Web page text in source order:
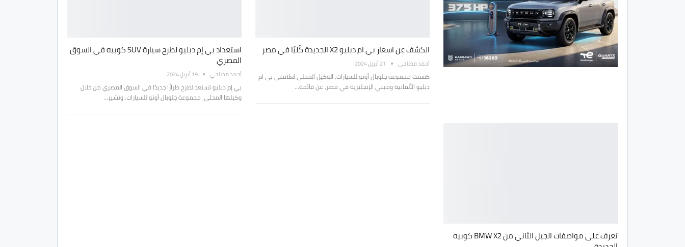
الكشف عن اسعار بي ام دبليو X2 الجديدة كُليًا في مصر
أحمد مصلحي 21 أبريل 2024
كشفت مجموعة جلوبال أوتو للسيارات، الوكيل المحلي لعلامتي بي ام
دبليو الألمانية وميني الإنجليزية في مصر، عن قائمة…
استعداد بي إم دبليو لطرح سيارة SUV كوبيه في السوق
المصري
أحمد مصلحي 19 أبريل 2024
بي إم دبليو تستعد لطرح طرازًا جديدًا في السوق المصري من خلال
وكيلها المحلي، مجموعة جلوبال أوتو للسيارات. وتشير…
تعرف على مواصفات الجيل الثاني من BMW X2 كوبيه